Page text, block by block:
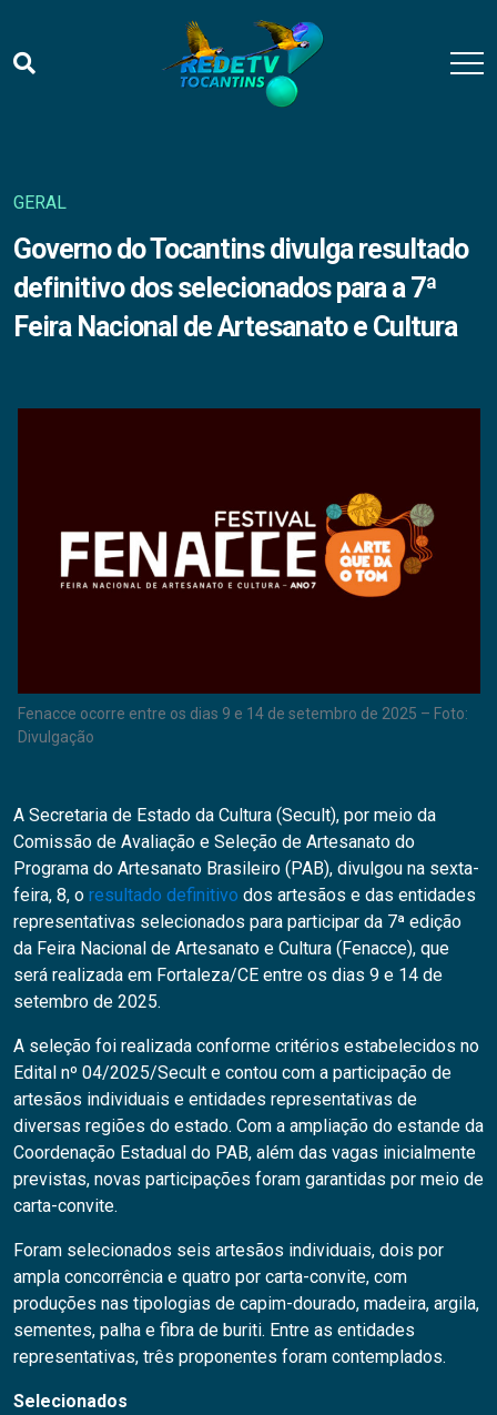
GERAL
Governo do Tocantins divulga resultado
definitivo dos selecionados para a 7ª
Feira Nacional de Artesanato e Cultura
Fenacce ocorre entre os dias 9 e 14 de setembro de 2025 – Foto:
Divulgação
A Secretaria de Estado da Cultura (Secult), por meio da
Comissão de Avaliação e Seleção de Artesanato do
Programa do Artesanato Brasileiro (PAB), divulgou na sexta-
feira, 8, o resultado definitivo dos artesãos e das entidades
representativas selecionados para participar da 7ª edição
da Feira Nacional de Artesanato e Cultura (Fenacce), que
será realizada em Fortaleza/CE entre os dias 9 e 14 de
setembro de 2025.
A seleção foi realizada conforme critérios estabelecidos no
Edital nº 04/2025/Secult e contou com a participação de
artesãos individuais e entidades representativas de
diversas regiões do estado. Com a ampliação do estande da
Coordenação Estadual do PAB, além das vagas inicialmente
previstas, novas participações foram garantidas por meio de
carta-convite.
Foram selecionados seis artesãos individuais, dois por
ampla concorrência e quatro por carta-convite, com
produções nas tipologias de capim-dourado, madeira, argila,
sementes, palha e fibra de buriti. Entre as entidades
representativas, três proponentes foram contemplados.
Selecionados